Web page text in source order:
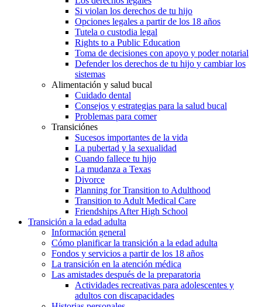
Si violan los derechos de tu hijo
Opciones legales a partir de los 18 años
Tutela o custodia legal
Rights to a Public Education
Toma de decisiones con apoyo y poder notarial
Defender los derechos de tu hijo y cambiar los
sistemas
Alimentación y salud bucal
Cuidado dental
Consejos y estrategias para la salud bucal
Problemas para comer
Transiciónes
Sucesos importantes de la vida
La pubertad y la sexualidad
Cuando fallece tu hijo
La mudanza a Texas
Divorce
Planning for Transition to Adulthood
Transition to Adult Medical Care
Friendships After High School
Transición a la edad adulta
Información general
Cómo planificar la transición a la edad adulta
Fondos y servicios a partir de los 18 años
La transición en la atención médica
Las amistades después de la preparatoria
Actividades recreativas para adolescentes y
adultos con discapacidades